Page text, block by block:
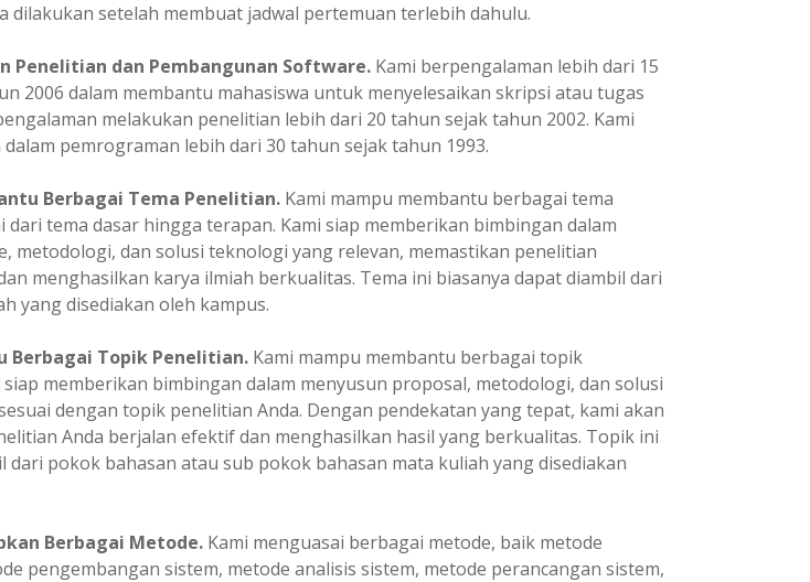
dilakukan setelah membuat jadwal pertemuan terlebih dahulu.
Penelitian dan Pembangunan Software. Kami berpengalaman lebih dari 15
2006 dalam membantu mahasiswa untuk menyelesaikan skripsi atau tugas
melakukan penelitian lebih dari 20 tahun sejak tahun 2002. Kami
pemrograman lebih dari 30 tahun sejak tahun 1993.
Berbagai Tema Penelitian.Kami mampu membantu berbagai tema
dari tema dasar hingga terapan. Kami siap memberikan bimbingan dalam
metodologi, dan solusi teknologi yang relevan, memastikan penelitian
menghasilkan karya ilmiah berkualitas. Tema ini biasanya dapat diambil dari
yang disediakan oleh kampus.
Berbagai Topik Penelitian.Kami mampu membantu berbagai topik
siap memberikan bimbingan dalam menyusun proposal, metodologi, dan solusi
dengan topik penelitian Anda. Dengan pendekatan yang tepat, kami akan
Anda berjalan efektif dan menghasilkan hasil yang berkualitas. Topik ini
dari pokok bahasan atau sub pokok bahasan mata kuliah yang disediakan
Berbagai Metode.Kami menguasai berbagai metode, baik metode
pengembangan sistem, metode analisis sistem, metode perancangan sistem,